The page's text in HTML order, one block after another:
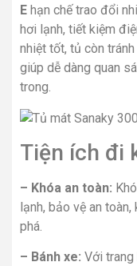
E hạn chế trao đổi
hơi lạnh, tiết kiệm
nhiệt tốt, tủ còn
giúp dễ dàng quan
trong.
Tiện ích đi
– Khóa an toàn:
lạnh, bảo vệ an
phá.
– Bánh xe: Với trang